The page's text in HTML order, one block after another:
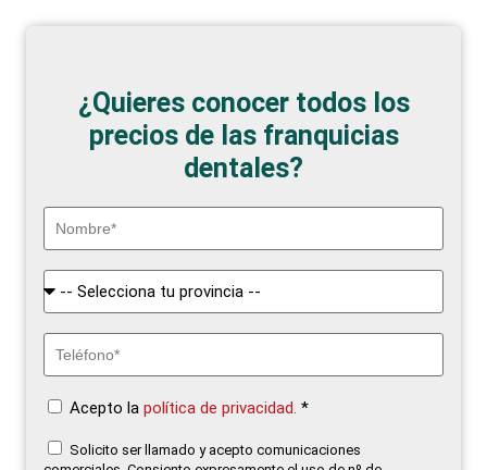
¿Quieres conocer todos los
precios de las franquicias
dentales?
Acepto la política de privacidad. *
Solicito ser llamado y acepto comunicaciones